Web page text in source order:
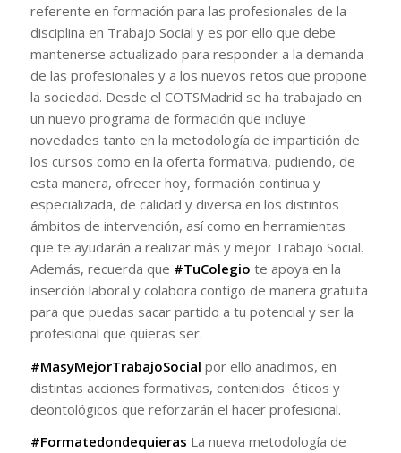
referente en formación para las profesionales de la
disciplina en Trabajo Social y es por ello que debe
mantenerse actualizado para responder a la demanda
de las profesionales y a los nuevos retos que propone
la sociedad. Desde el COTSMadrid se ha trabajado en
un nuevo programa de formación que incluye
novedades tanto en la metodología de impartición de
los cursos como en la oferta formativa, pudiendo, de
esta manera, ofrecer hoy, formación continua y
especializada, de calidad y diversa en los distintos
ámbitos de intervención, así como en herramientas
que te ayudarán a realizar más y mejor Trabajo Social.
Además, recuerda que #TuColegio te apoya en la
inserción laboral y colabora contigo de manera gratuita
para que puedas sacar partido a tu potencial y ser la
profesional que quieras ser.
#MasyMejorTrabajoSocial por ello añadimos, en
distintas acciones formativas, contenidos éticos y
deontológicos que reforzarán el hacer profesional.
#Formatedondequieras La nueva metodología de